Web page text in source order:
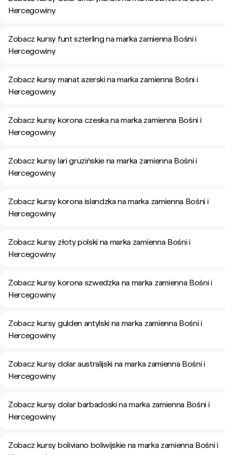
Hercegowiny
Zobacz kursy funt szterling na marka zamienna Bośni i
Hercegowiny
Zobacz kursy manat azerski na marka zamienna Bośni i
Hercegowiny
Zobacz kursy korona czeska na marka zamienna Bośni i
Hercegowiny
Zobacz kursy lari gruzińskie na marka zamienna Bośni i
Hercegowiny
Zobacz kursy korona islandzka na marka zamienna Bośni i
Hercegowiny
Zobacz kursy złoty polski na marka zamienna Bośni i
Hercegowiny
Zobacz kursy korona szwedzka na marka zamienna Bośni i
Hercegowiny
Zobacz kursy gulden antylski na marka zamienna Bośni i
Hercegowiny
Zobacz kursy dolar australijski na marka zamienna Bośni i
Hercegowiny
Zobacz kursy dolar barbadoski na marka zamienna Bośni i
Hercegowiny
Zobacz kursy boliviano boliwijskie na marka zamienna Bośni i